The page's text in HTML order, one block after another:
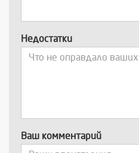
Недостатки
Ваш комментарий